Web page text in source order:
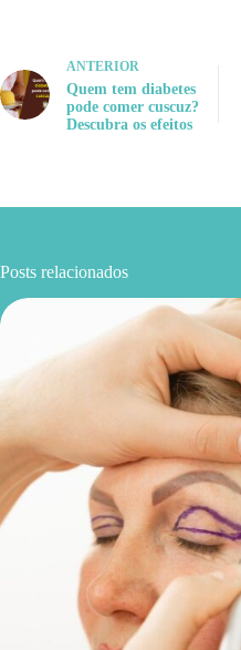
ANTERIOR
Quem tem diabetes
pode comer cuscuz?
Descubra os efeitos
Posts relacionados